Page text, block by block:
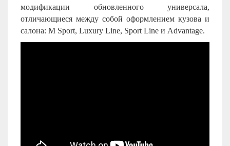
модификации обновленного универсала,
отличающиеся между собой оформлением кузова и
салона: M Sport, Luxury Line, Sport Line и Advantage.